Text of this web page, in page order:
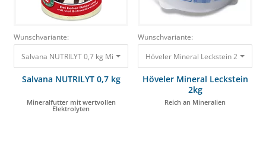
Wunschvariante:
Salvana NUTRILYT 0,7 kg Mineralfutter mit wertvollen Elektrolyten 13,55 €
Salvana NUTRILYT 0,7 kg
Mineralfutter mit wertvollen
Elektrolyten
Wunschvariante:
Höveler Mineral Leckstein 2kg
Höveler Mineral Leckstein
2kg
Reich an Mineralien